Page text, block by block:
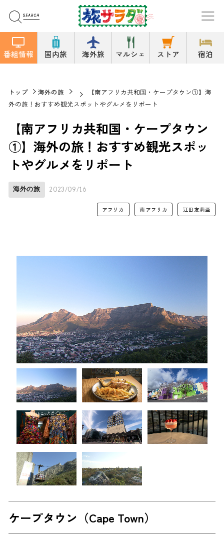
番組情報 国内旅 海外旅 マルシェ ストア 宿泊
トップ 海外の旅
【南アフリカ共和国・ケープタウン①】海
外の旅！おすすめ観光スポットやグルメをリポート
【南アフリカ共和国・ケープタウン
①】海外の旅！おすすめ観光スポッ
トやグルメをリポート
海外の旅 2023/09/16
アフリカ 南アフリカ 江田友莉亜
ケープタウン（Cape Town）